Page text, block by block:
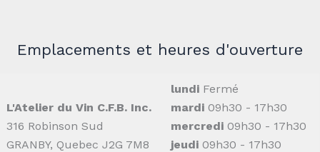
Emplacements et heures d'ouverture
L'Atelier du Vin C.F.B. Inc.
316 Robinson Sud
GRANBY, Quebec J2G 7M8
lundi Fermé
mardi 09h30 - 17h30
mercredi 09h30 - 17h30
jeudi 09h30 - 17h30